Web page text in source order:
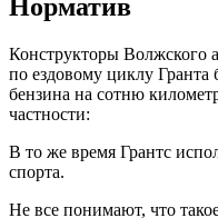
Норматив
Конструкторы Волжского
по ездовому циклу Гранта
бензина на сотню
частности:
В то же время Грантс
спорта.
Не все понимают, что